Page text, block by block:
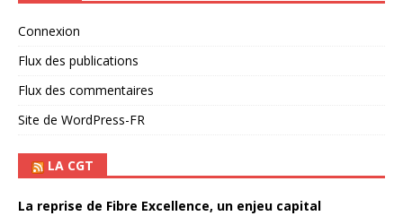
Connexion
Flux des publications
Flux des commentaires
Site de WordPress-FR
LA CGT
La reprise de Fibre Excellence, un enjeu capital